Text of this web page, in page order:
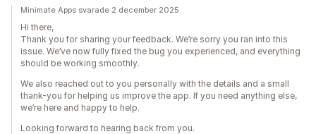
Minimate Apps svarade 2 december 2025
Hi there,
Thank you for sharing your feedback. We’re sorry you ran into this
issue. We’ve now fully fixed the bug you experienced, and everything
should be working smoothly.
We also reached out to you personally with the details and a small
thank-you for helping us improve the app. If you need anything else,
we’re here and happy to help.
Looking forward to hearing back from you.